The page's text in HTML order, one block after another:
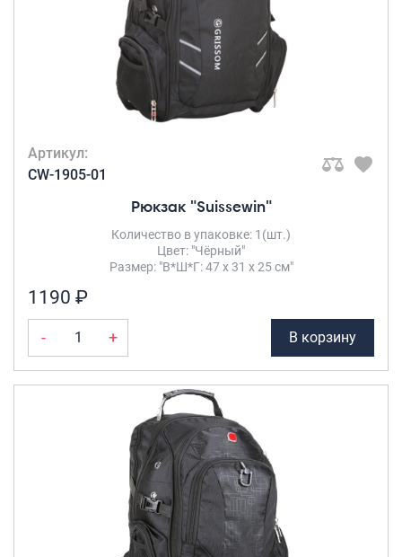
Артикул:
CW-1905-01
Рюкзак "Suissewin"
Количество в упаковке: 1(шт.)
Цвет: "Чёрный"
Размер: "В*Ш*Г: 47 х 31 х 25 см"
1190 ₽
- + В корзину